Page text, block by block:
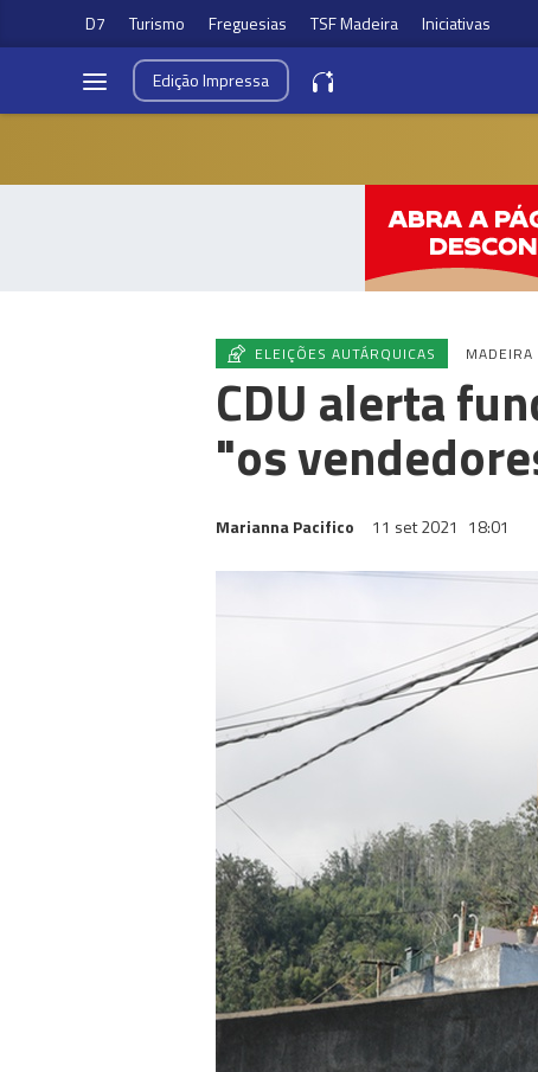
D7 Turismo Freguesias TSF Madeira Iniciativas
EdiçãoImpressa
ELEIÇÕES AUTÁRQUICAS MADEIRA
CDU alerta
"os
Marianna Pacifico 11 set 2021 18:01